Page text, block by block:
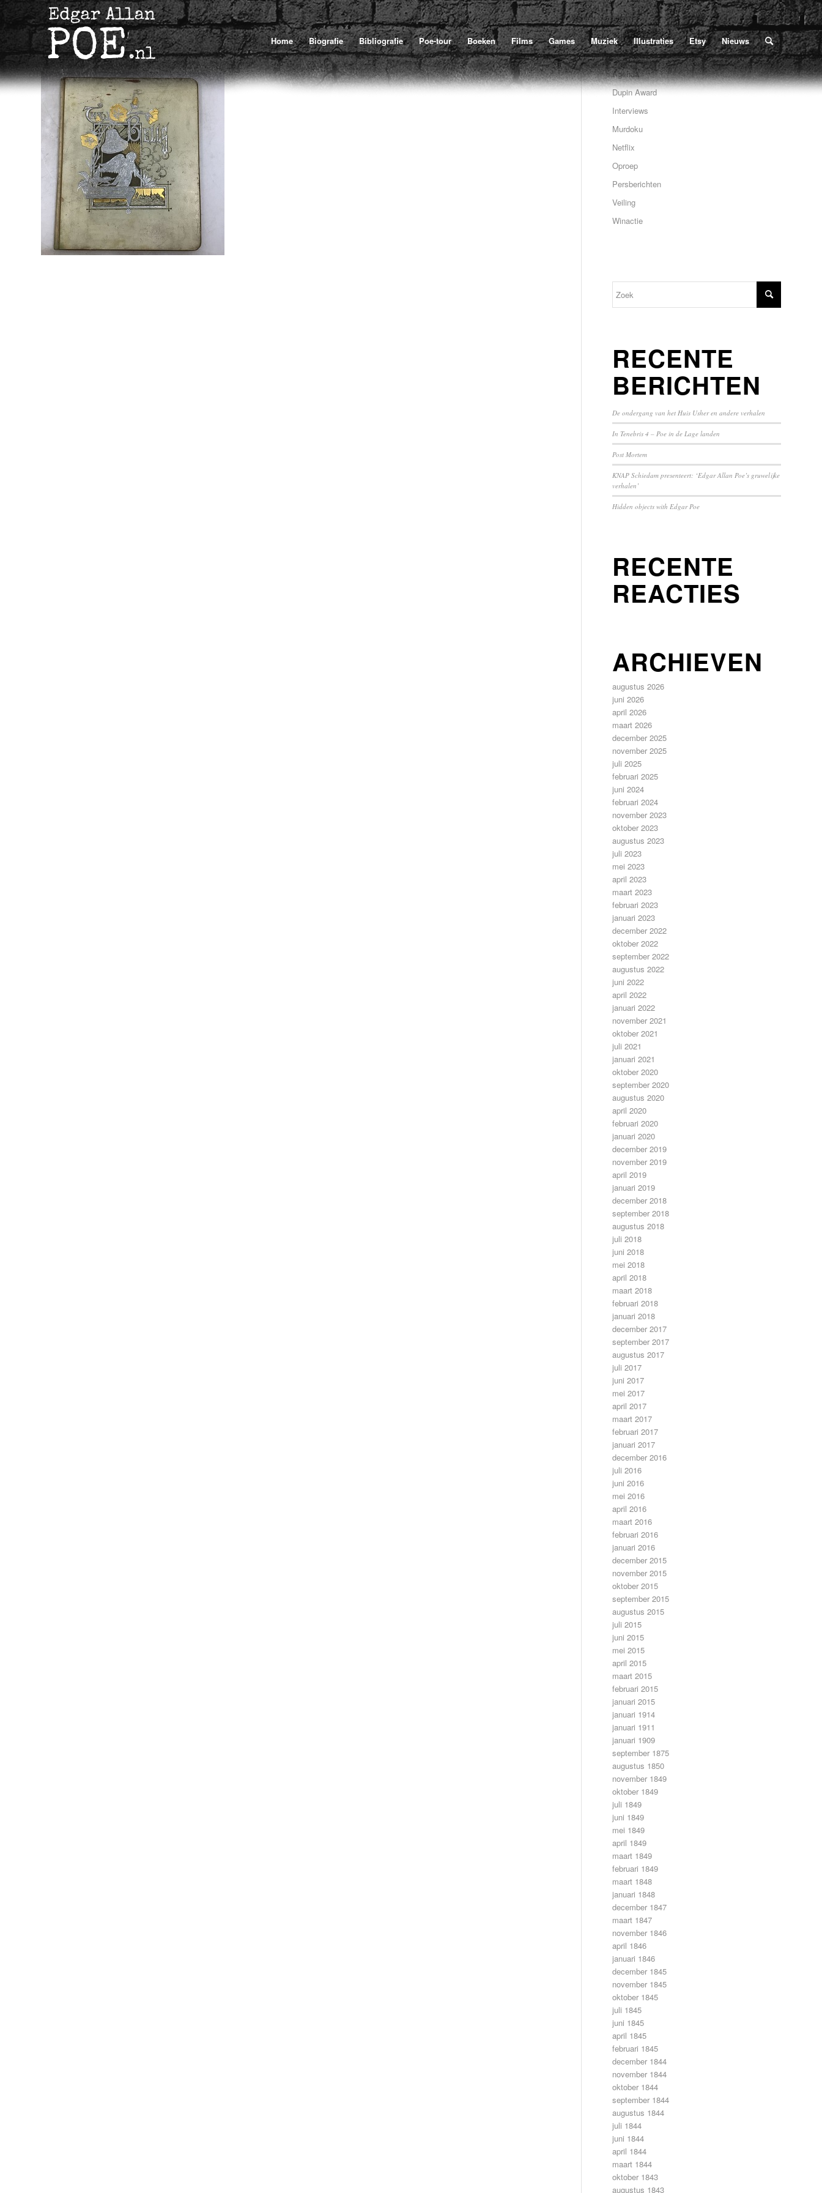
Home Biografie Bibliografie Poe-tour Boeken Films Games Muziek Illustraties Etsy Nieuws
U bevindt zich hier: Home / Poe / Nieuws / Veiling / The bells 1881
Agenda
Dupin Award
Interviews
Murdoku
Netflix
Oproep
Persberichten
Veiling
Winactie
RECENTE
BERICHTEN
De ondergang van het Huis Usher en andere verhalen
In Tenebris 4 – Poe in de Lage landen
Post Mortem
KNAP Schiedam presenteert: ‘Edgar Allan Poe’s gruwelijke
verhalen’
Hidden objects with Edgar Poe
RECENTE
REACTIES
ARCHIEVEN
augustus 2026
juni 2026
april 2026
maart 2026
december 2025
november 2025
juli 2025
februari 2025
juni 2024
februari 2024
november 2023
oktober 2023
augustus 2023
juli 2023
mei 2023
april 2023
maart 2023
februari 2023
januari 2023
december 2022
oktober 2022
september 2022
augustus 2022
juni 2022
april 2022
januari 2022
november 2021
oktober 2021
juli 2021
januari 2021
oktober 2020
september 2020
augustus 2020
april 2020
februari 2020
januari 2020
december 2019
november 2019
april 2019
januari 2019
december 2018
september 2018
augustus 2018
juli 2018
juni 2018
mei 2018
april 2018
maart 2018
februari 2018
januari 2018
december 2017
september 2017
augustus 2017
juli 2017
juni 2017
mei 2017
april 2017
maart 2017
februari 2017
januari 2017
december 2016
juli 2016
juni 2016
mei 2016
april 2016
maart 2016
februari 2016
januari 2016
december 2015
november 2015
oktober 2015
september 2015
augustus 2015
juli 2015
juni 2015
mei 2015
april 2015
maart 2015
februari 2015
januari 2015
januari 1914
januari 1911
januari 1909
september 1875
augustus 1850
november 1849
oktober 1849
juli 1849
juni 1849
mei 1849
april 1849
maart 1849
februari 1849
maart 1848
januari 1848
december 1847
maart 1847
november 1846
april 1846
januari 1846
december 1845
november 1845
oktober 1845
juli 1845
juni 1845
april 1845
februari 1845
december 1844
november 1844
oktober 1844
september 1844
augustus 1844
juli 1844
juni 1844
april 1844
maart 1844
oktober 1843
augustus 1843